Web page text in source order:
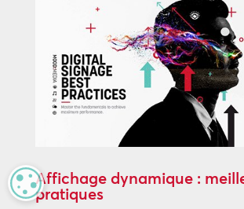
Affichage dynamique :
pratiques
MANAGE PRIVACY